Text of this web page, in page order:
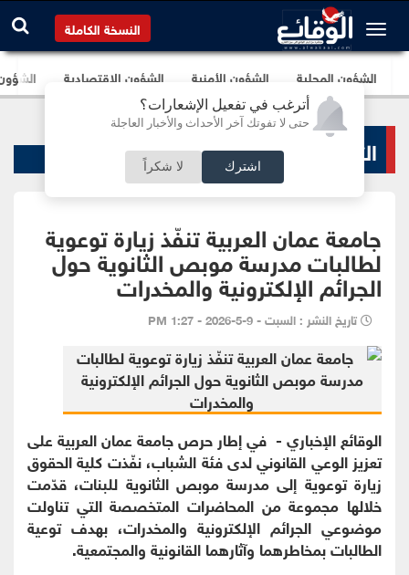
أترغب في تفعيل الإشعارات؟
حتى لا تفوتك آخر الأحداث والأخبار العاجلة
اشترك لا شكراً
النسخة الكاملة
الشؤون المحلية الشؤون الأمنية الشؤون الإقتصادية
التعليم والجامعات
جامعة عمان العربية تنفّذ زيارة توعوية
لطالبات مدرسة موبص الثانوية حول
الجرائم الإلكترونية والمخدرات
تاريخ النشر : السبت - 9-5-2026 - 1:27 PM
الوقائع الإخباري - في إطار حرص جامعة عمان العربية على
تعزيز الوعي القانوني لدى فئة الشباب، نفّذت كلية الحقوق
زيارة توعوية إلى مدرسة موبص الثانوية للبنات، قدّمت
خلالها مجموعة من المحاضرات المتخصصة التي تناولت
موضوعي الجرائم الإلكترونية والمخدرات، بهدف توعية
الطالبات بمخاطرهما وآثارهما القانونية والمجتمعية.